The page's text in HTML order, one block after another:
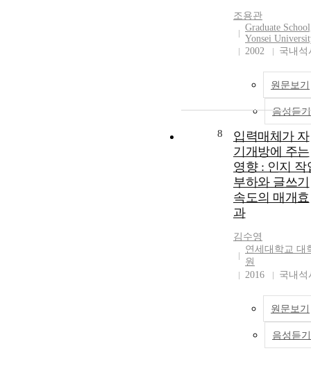
조용관
Graduate
Yonsei
2002
국내석
원문보기
음성듣기
8
입력매체가 자
기개방에 주는
영향 : 인지 작
부하와 글쓰기
속도의 매개효
과
김수영
연세대학교 대
원
2016
국내석
원문보기
음성듣기